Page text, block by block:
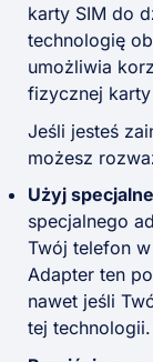
karty SIM do
technologię
umożliwia
fizycznej karty
Jeśli jesteś
możesz
Użyj
specjalnego
Twój telefon w
Adapter ten
nawet jeśli
tej technologii.